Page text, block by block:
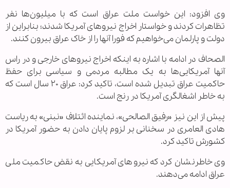
وی افزود: این خواست ملت عراق است که با میلیون‌ها نفر
تظاهرات کردند و خواستار اخراج نیروهای آمریکا شدند؛ بنابراین از
دولت و پارلمان می‌خواهیم که فورا آنها را از خاک عراق بیرون کنند.
الصحاف در ادامه با اشاره به اینکه اخراج نیروهای خارجی و در راس
آنها آمریکایی‌ها به یک مطالبه مردمی و سیاسی برای حفظ
حاکمیت عراق تبدیل شده است، تاکید کرد: عراق ۲۰ سال است که
به خاطر اشغالگری آمریکا در رنج است.
پیش از این نیز «رفیق الصالحی»، نماینده ائتلاف «نبنی» به ریاست
هادی العامری در سخنانی بر لزوم پایان دادن به حضور آمریکا در
کشورش تاکید کرد.
وی خاطرنشان کرد که نیروهای آمریکایی به نقض حاکمیت ملی
عراق ادامه می‌دهند.